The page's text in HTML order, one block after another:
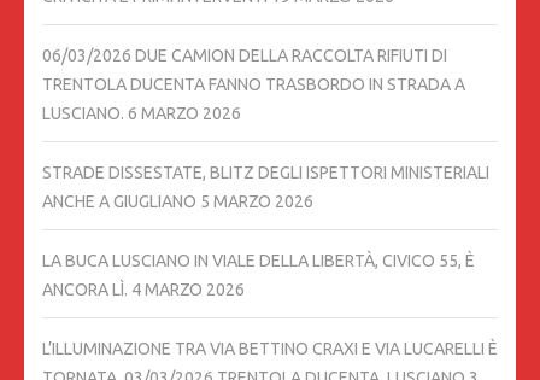
06/03/2026 DUE CAMION DELLA RACCOLTA RIFIUTI DI
TRENTOLA DUCENTA FANNO TRASBORDO IN STRADA A
LUSCIANO. 6 MARZO 2026
STRADE DISSESTATE, BLITZ DEGLI ISPETTORI MINISTERIALI
ANCHE A GIUGLIANO 5 MARZO 2026
LA BUCA LUSCIANO IN VIALE DELLA LIBERTÀ, CIVICO 55, È
ANCORA LÌ. 4 MARZO 2026
L’ILLUMINAZIONE TRA VIA BETTINO CRAXI E VIA LUCARELLI È